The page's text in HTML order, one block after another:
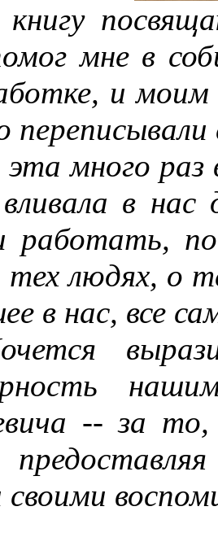
мне в
и
переписывали
эта много
в
тех людях, о
в нас, все
--за то,
своими